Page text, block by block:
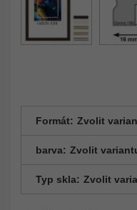
Formát: Zvolit
barva: Zvolit
Typ skla: Zvolit